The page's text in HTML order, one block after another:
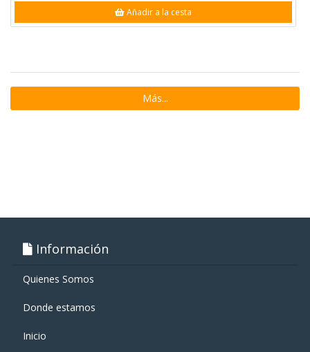
Añadir a la cesta
Más...
Información
Quienes Somos
Donde estamos
Inicio